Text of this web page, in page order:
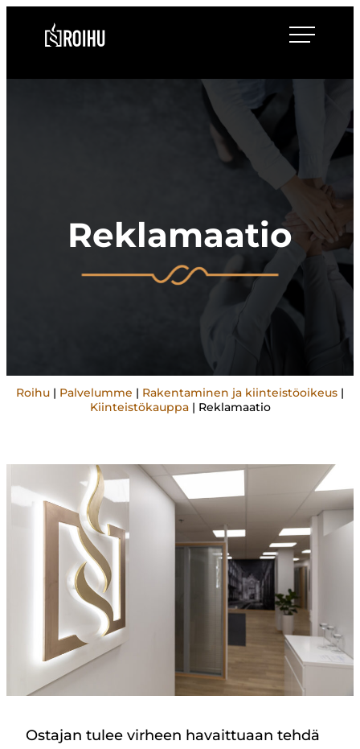
suoraanRoihulaw
Reklamaatio
Roihu | Palvelumme | Rakentaminen ja kiinteistöoikeus |
Kiinteistökauppa| Reklamaatio
Ostajan tulee virheen havaittuaan tehdä